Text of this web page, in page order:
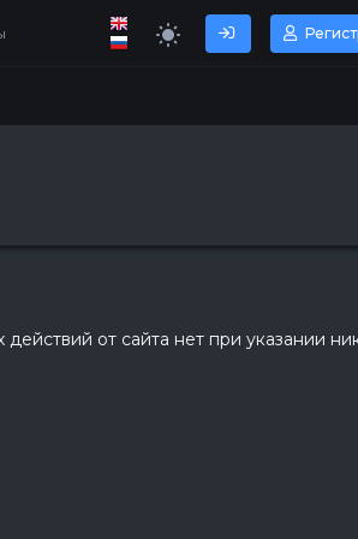
от сайта нет при указании